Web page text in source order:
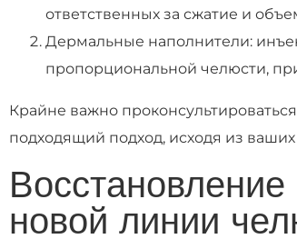
ответственных за сжатие и
Дермальные наполнители:
пропорциональной челюсти,
Крайне важно
подходящий подход, исходя из
новой линии